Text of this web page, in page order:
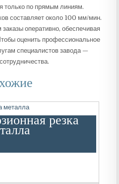
только по прямым линиям.
составляет около 100 мм/мин.
оперативно, обеспечивая
оценить профессиональное
специалистов завода —
резка